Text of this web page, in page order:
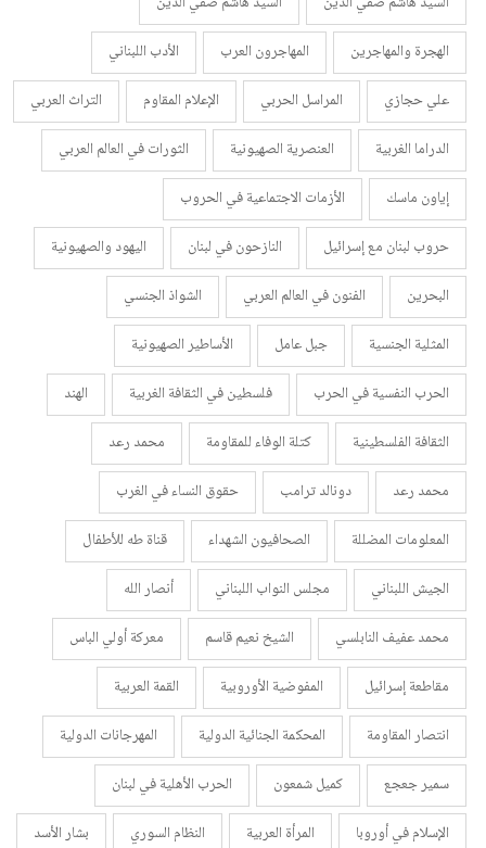
الهجرة والمهاجرين
المهاجرون العرب
الأدب اللبناني
علي حجازي
المراسل الحربي الإعلام المقاوم
التراث العربي
الدراما الغربية
العنصرية الصهيونية
الثورات في العالم العربي
إياون ماسك
الأزمات الاجتماعية في الحروب
حروب لبنان مع إسرائيل
النازحون في لبنان
اليهود والصهيونية
البحرين
الفنون في العالم العربي
الشواذ الجنسي
المثلية الجنسية
جبل عامل
الأساطير الصهيونية
الحرب النفسية في الحرب
فلسطين في الثقافة الغربية
الهند
الثقافة الفلسطينية
كتلة الوفاء للمقاومة
محمد رعد
محمد رعد
دونالد ترامب
حقوق النساء في الغرب
المعلومات المضللة
الصحافيون الشهداء
قناة طه للأطفال
الجيش اللبناني
مجلس النواب اللبناني
أنصار الله
محمد عفيف النابلسي
الشيخ نعيم قاسم
معركة أولي الباس
مقاطعة إسرائيل
المفوضية الأوروبية
القمة العربية
انتصار المقاومة
المحكمة الجنائية الدولية
المهرجانات الدولية
سمير جعجع
كميل شمعون
الحرب الأهلية في لبنان
الإسلام في أوروبا
المرأة العربية النظام السوري
بشار الأسد